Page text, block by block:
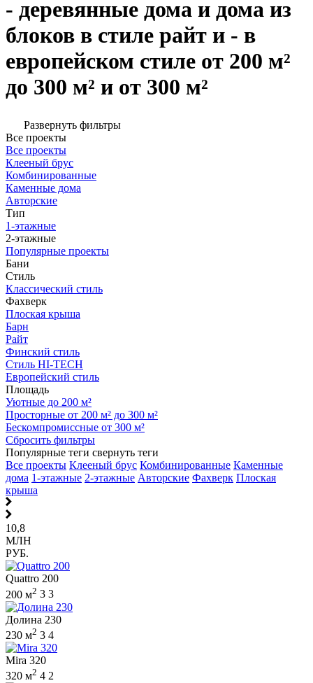
- деревянные дома и дома из
блоков в стиле райт и - в
европейском стиле от 200 м²
до 300 м² и от 300 м²
Развернуть фильтры
Все проекты
Все проекты
Клееный брус
Комбинированные
Каменные дома
Авторские
Тип
1-этажные
2-этажные
Популярные проекты
Бани
Стиль
Классический стиль
Фахверк
Плоская крыша
Барн
Райт
Финский стиль
Стиль HI-TECH
Европейский стиль
Площадь
Уютные до 200 м²
Просторные от 200 м² до 300 м²
Бескомпромиссные от 300 м²
Сбросить фильтры
Популярные теги свернуть теги
Все проекты Клееный брус Комбинированные Каменные
дома 1-этажные 2-этажные Авторские Фахверк Плоская
крыша
10,8
МЛН
РУБ.
Quattro 200
200 м2 3 3
Долина 230
230 м2 3 4
Mira 320
320 м2 4 2